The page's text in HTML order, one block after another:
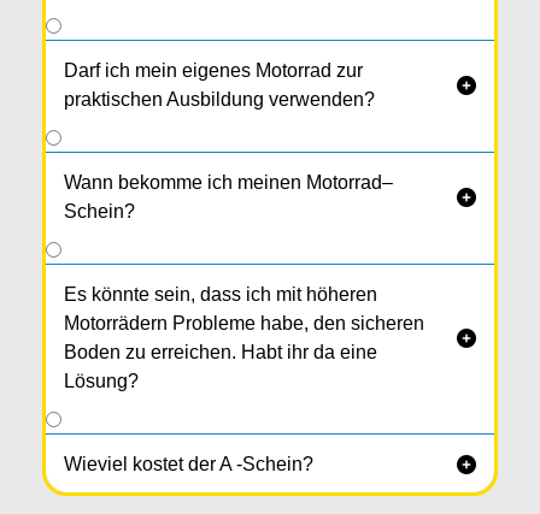
Darf ich mein eigenes Motorrad zur
praktischen Ausbildung verwenden?

Wann bekomme ich meinen Motorrad–
Schein?

Es könnte sein, dass ich mit höheren
Motorrädern Probleme habe, den sicheren
Boden zu erreichen. Habt ihr da eine
Lösung?

Wieviel kostet der A -Schein? 